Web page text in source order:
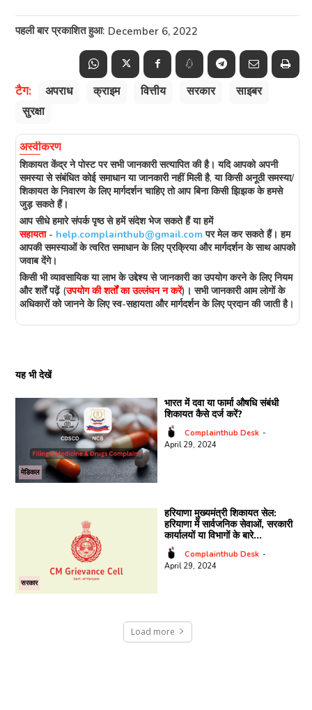
पहली बार प्रकाशित हुआ: December 6, 2022
टैग: अपराध क्राइम वित्तीय सरकार
साइबर
सुरक्षा
अस्वीकरण
शिकायत केंद्रने पोस्ट पर सभी जानकारी सत्यापित की है। यदि आपको अपनी
समस्या से संबंधित कोई समाधान या जानकारी नहीं मिली है, या किसी अनूठी समस्या/
शिकायत के निवारण के लिए मार्गदर्शन चाहिए तो आप बिना किसी झिझक के हमसे
जुड़ सकते हैं।
आप सीधे हमारे संपर्क पृष्ठ से हमें संदेश भेज सकते हैं या हमें
सहायता- help.complainthub@gmail.comपर मेल कर सकते हैं। हम
आपकी समस्याओं के त्वरित समाधान के लिए प्रक्रिया और मार्गदर्शन के साथ आपको
जवाब देंगे।
किसी भी व्यावसायिक या लाभ के उद्देश्य से जानकारी का उपयोग करने के लिए नियम
और शर्तें पढ़ें (उपयोग की शर्तों का उल्लंघन न करें)। सभी जानकारी आम लोगों के
अधिकारों को जानने के लिए स्व-सहायता और मार्गदर्शन के लिए प्रदान की जाती है।
यह भी देखें
मेडिकल
भारत में दवा या फार्मा औषधि संबंधी
शिकायत कैसे दर्ज करें?
Complainthub Desk -
April 29, 2024
सरकार
हरियाणा मुख्यमंत्री शिकायत सेल:
हरियाणा में सार्वजनिक सेवाओं, सरकारी
कार्यालयों या विभागों के बारे...
Complainthub Desk -
April 29, 2024
Load more